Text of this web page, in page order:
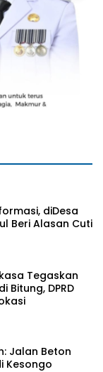
diDesa
Beri Alasan Cuti
Tegaskan
Bitung, DPRD
Jalan Beton
Kesongo